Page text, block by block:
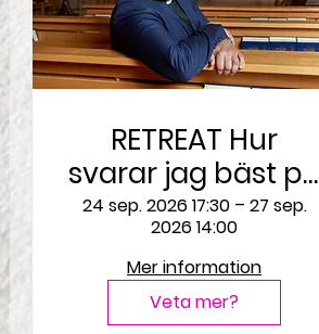
RETREAT Hur
svarar jag bäst på
Guds kärlek? - om
att urskilja Guds
vilja i stort och
smått
24 sep. 2026 17:30 – 27 sep.
2026 14:00
Mer information
Veta mer?